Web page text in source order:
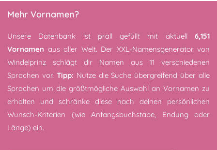
Mehr Vornamen?
Unsere Datenbank ist prall gefüllt mit aktuell 6,151
Vornamen aus aller Welt. Der XXL-Namensgenerator von
Windelprinz schlägt dir Namen aus 11 verschiedenen
Sprachen vor. Tipp: Nutze die Suche übergreifend über alle
Sprachen um die größtmögliche Auswahl an Vornamen zu
erhalten und schränke diese nach deinen persönlichen
Wunsch-Kriterien (wie Anfangsbuchstabe, Endung oder
Länge) ein.